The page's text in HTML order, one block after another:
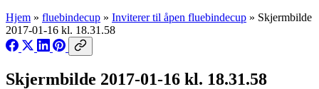
Hjem » fluebindecup » Inviterer til åpen fluebindecup » Skjermbilde
2017-01-16 kl. 18.31.58
Skjermbilde 2017-01-16 kl. 18.31.58